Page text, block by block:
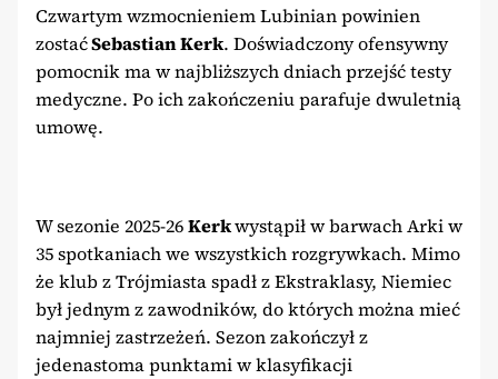
Czwartym wzmocnieniem Lubinian powinien
zostaćSebastian Kerk. Doświadczony ofensywny
pomocnik ma w najbliższych dniach przejść testy
medyczne. Po ich zakończeniu parafuje dwuletnią
umowę.
W sezonie 2025-26Kerkwystąpił w barwach Arki w
35 spotkaniach we wszystkich rozgrywkach. Mimo
że klub z Trójmiasta spadł z Ekstraklasy, Niemiec
był jednym z zawodników, do których można mieć
najmniej zastrzeżeń. Sezon zakończył z
jedenastoma punktami w klasyfikacji